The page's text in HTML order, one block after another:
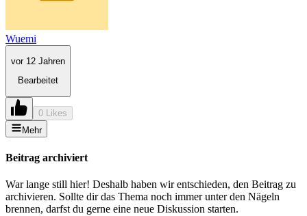
Wuemi
vor 12 Jahren
Bearbeitet
0 Likes
Mehr
Beitrag archiviert
War lange still hier! Deshalb haben wir entschieden, den Beitrag zu
archivieren. Sollte dir das Thema noch immer unter den Nägeln
brennen, darfst du gerne eine neue Diskussion starten.